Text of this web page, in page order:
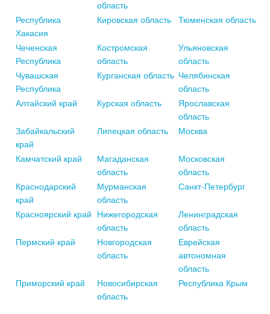
область
Республика
Хакасия
Кировская область Тюменская область
Чеченская
Республика
Костромская
область
Ульяновская
область
Чувашская
Республика
Курганская область Челябинская
область
Алтайский край
Курская область
Ярославская
область
Забайкальский
край
Липецкая область Москва
Камчатский край
Магаданская
область
Московская
область
Краснодарский
край
Мурманская
область
Санкт-Петербург
Красноярский край
Нижегородская
область
Ленинградская
область
Пермский край
Новгородская
область
Еврейская
автономная
область
Приморский край
Новосибирская
область
Республика Крым